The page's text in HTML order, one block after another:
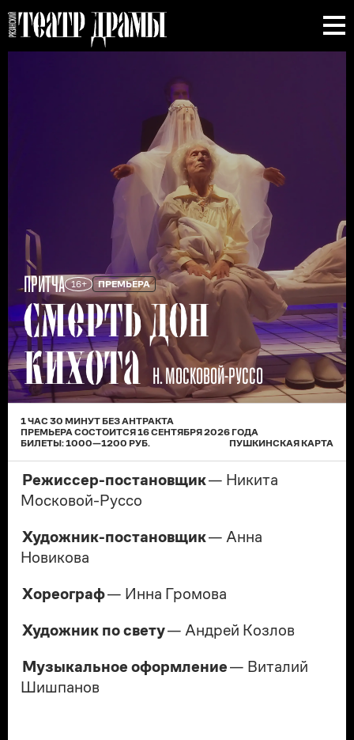
ПРИТЧА 16+ ПРЕМЬЕРА
СМЕРТЬ ДОН
КИХОТА Н. МОСКОВОЙ-РУССО
1 ЧАС 30 МИНУТ БЕЗ АНТРАКТА
ПРЕМЬЕРАСОСТОИТСЯ16 СЕНТЯБРЯ 2026 ГОДА
БИЛЕТЫ:1000—1200 РУБ. ПУШКИНСКАЯ КАРТА
Режиссер-постановщик— Никита
Московой-Руссо
Художник-постановщик— Анна
Новикова
Хореограф— Инна Громова
Художник по свету— Андрей Козлов
Музыкальное оформление— Виталий
Шишпанов